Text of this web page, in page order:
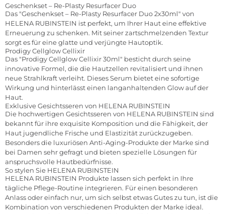
Geschenkset – Re-Plasty Resurfacer Duo
Das "Geschenkset – Re-Plasty Resurfacer Duo 2x30ml" von
HELENA RUBINSTEIN ist perfekt, um Ihrer Haut eine effektive
Erneuerung zu schenken. Mit seiner zartschmelzenden Textur
sorgt es für eine glatte und verjüngte Hautoptik.
Prodigy Cellglow Cellixir
Das "Prodigy Cellglow Cellixir 30ml" besticht durch seine
innovative Formel, die die Hautzellen revitalisiert und ihnen
neue Strahlkraft verleiht. Dieses Serum bietet eine sofortige
Wirkung und hinterlässt einen langanhaltenden Glow auf der
Haut.
Exklusive Gesichtsseren von HELENA RUBINSTEIN
Die hochwertigen Gesichtsseren von HELENA RUBINSTEIN sind
bekannt für ihre exquisite Komposition und die Fähigkeit, der
Haut jugendliche Frische und Elastizität zurückzugeben.
Besonders die luxuriösen Anti-Aging-Produkte der Marke sind
bei Damen sehr gefragt und bieten spezielle Lösungen für
anspruchsvolle Hautbedürfnisse.
So stylen Sie HELENA RUBINSTEIN
HELENA RUBINSTEIN Produkte lassen sich perfekt in Ihre
tägliche Pflege-Routine integrieren. Für einen besonderen
Anlass oder einfach nur, um sich selbst etwas Gutes zu tun, ist die
Kombination von verschiedenen Produkten der Marke ideal.